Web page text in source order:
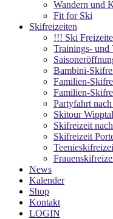
Wandern und
Fit for Ski
Skifreizeiten
!!! Ski
Trainings- und
Bambini-
Familien-
Familien-
Partyfahrt
Skitour
Skifreizeit
Skifreizeit
News
Kalender
Shop
Kontakt
LOGIN